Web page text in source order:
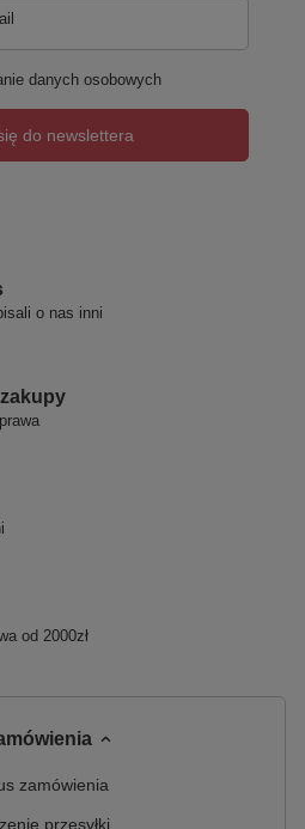
danych osobowych
do newslettera
o nas inni
od 2000zł
zamówienia
przesyłki